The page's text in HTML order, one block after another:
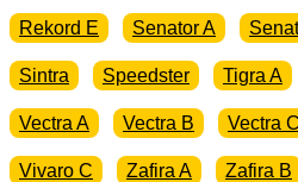
Rekord E Senator A
Sintra Speedster Tigra A
Vectra A Vectra B Vectra C
Vivaro C Zafira A Zafira B